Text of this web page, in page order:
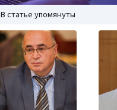
В статье упомянуты